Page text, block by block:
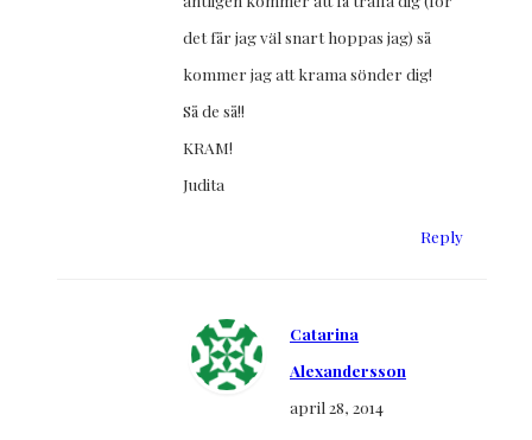
det får jag väl snart hoppas jag) så
kommer jag att krama sönder dig!
Så de så!!
KRAM!
Judita
Reply
Catarina
Alexandersson
april 28, 2014